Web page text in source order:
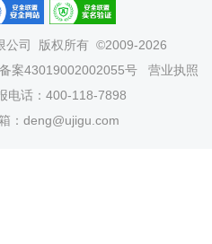
公司
版权所有 ©2009-2026
案43019002002055号
营业执照
电话：400-118-7898
：deng@ujigu.com